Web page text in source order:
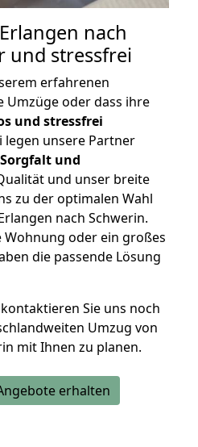
Erlangen nach
und stressfrei
erfahrenen
oder dass ihre
und stressfrei
unsere Partner
Sorgfalt und
und unser breite
zu der optimalen Wahl
nach Schwerin.
Wohnung oder ein großes
die passende Lösung
Sie uns noch
Umzug von
mit Ihnen zu planen.
erhalten